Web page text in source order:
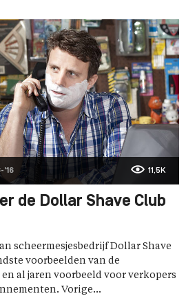
'16 11,5K
de Dollar Shave Club
scheermesjesbedrijf Dollar Shave
voorbeelden van de
al jaren voorbeeld voor verkopers
Vorige...